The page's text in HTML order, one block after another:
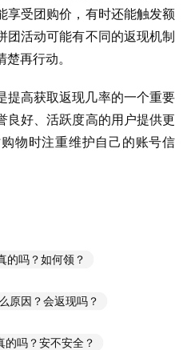
享受团购价，有时还能触发额
团活动可能有不同的返现机制
再行动。
提高获取返现几率的一个重要
良好、活跃度高的用户提供更
物时注重维护自己的账号信
的吗？如何领？
原因？会返现吗？
吗？安不安全？